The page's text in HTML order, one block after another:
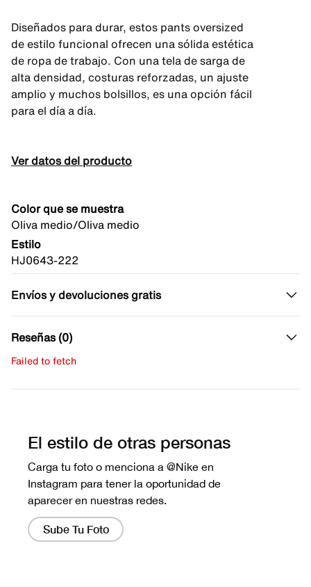
Diseñados para durar, estos pants oversized
de estilo funcional ofrecen una sólida estética
de ropa de trabajo. Con una tela de sarga de
alta densidad, costuras reforzadas, un ajuste
amplio y muchos bolsillos, es una opción fácil
para el día a día.
Ver datos del producto
Color que se muestra
Oliva medio/Oliva medio
Estilo
HJ0643-222
Envíos y devoluciones gratis
Reseñas (0)
Failed to fetch